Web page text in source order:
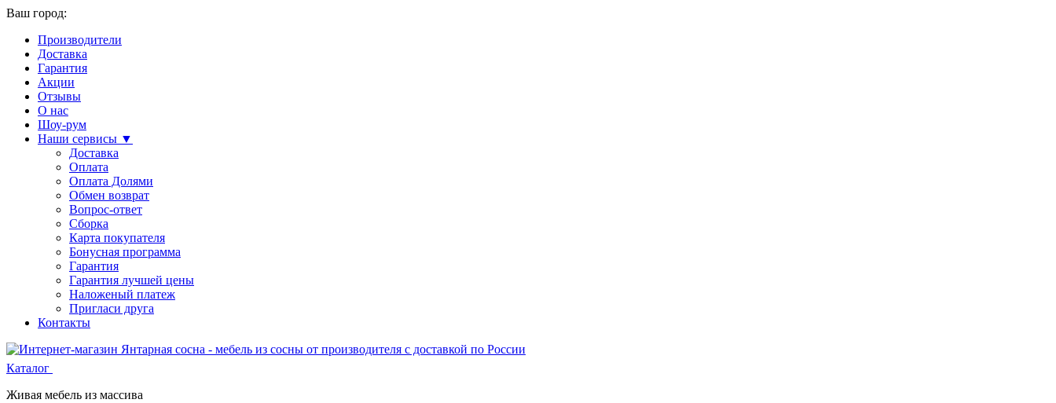
Ваш город:
Производители
Доставка
Гарантия
Акции
Отзывы
О нас
Шоу-рум
Наши сервисы ▼
Доставка
Оплата
Оплата Долями
Обмен возврат
Вопрос-ответ
Сборка
Карта покупателя
Бонусная программа
Гарантия
Гарантия лучшей цены
Наложеный платеж
Пригласи друга
Контакты
Каталог
Живая мебель из массива